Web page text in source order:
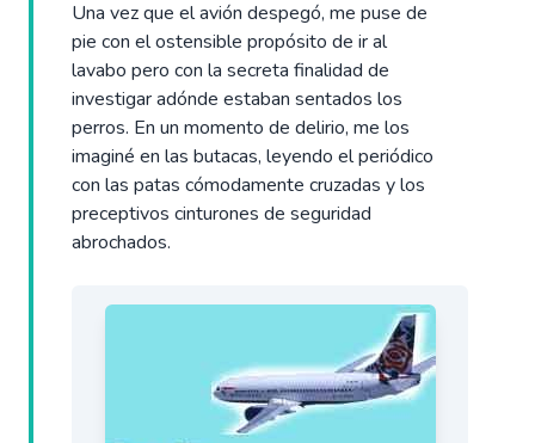
Una vez que el avión despegó, me puse de
pie con el ostensible propósito de ir al
lavabo pero con la secreta finalidad de
investigar adónde estaban sentados los
perros. En un momento de delirio, me los
imaginé en las butacas, leyendo el periódico
con las patas cómodamente cruzadas y los
preceptivos cinturones de seguridad
abrochados.